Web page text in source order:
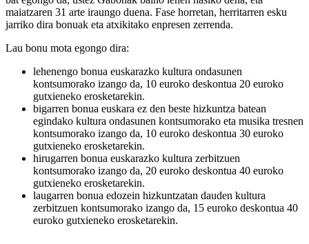
maiatzaren 31 arte iraungo duena. Fase horretan, herritarren esku
jarriko dira bonuak eta atxikitako enpresen zerrenda.
Lau bonu mota egongo dira:
lehenengo bonua euskarazko kultura ondasunen
kontsumorako izango da, 10 euroko deskontua 20 euroko
gutxieneko erosketarekin.
bigarren bonua euskara ez den beste hizkuntza batean
egindako kultura ondasunen kontsumorako eta musika tresnen
kontsumorako izango da, 10 euroko deskontua 30 euroko
gutxieneko erosketarekin.
hirugarren bonua euskarazko kultura zerbitzuen
kontsumorako izango da, 20 euroko deskontua 40 euroko
gutxieneko erosketarekin.
laugarren bonua edozein hizkuntzatan dauden kultura
zerbitzuen kontsumorako izango da, 15 euroko deskontua 40
euroko gutxieneko erosketarekin.